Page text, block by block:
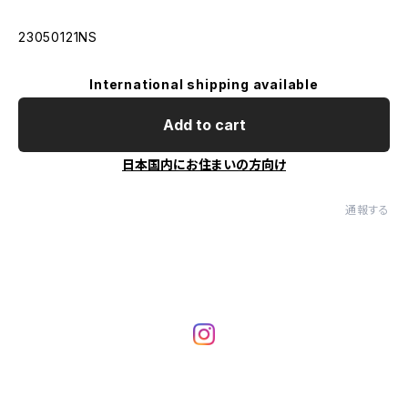
23050121NS
International shipping available
Add to cart
日本国内にお住まいの方向け
通報する